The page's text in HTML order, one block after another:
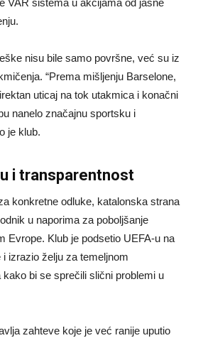
VAR sistema u akcijama od jasne
nisu bile samo površne, već su iz
“Prema mišljenju Barselone,
uticaj na tok utakmica i konačni
nanelo značajnu sportsku i
je klub.
i transparentnost
konkretne odluke, katalonska strana
u naporima za poboljšanje
Evrope. Klub je podsetio UEFA-u na
izrazio želju za temeljnom
bi se sprečili slični problemi u
zahteve koje je već ranije uputio